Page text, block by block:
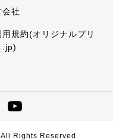
会社
用規約(オリジナルプリ
.jp)
Rights Reserved.